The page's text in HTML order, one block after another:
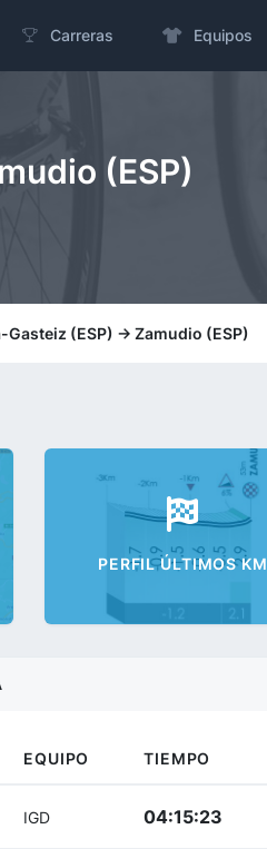
Carreras Equipos
(ESP)
(ESP) -> Zamudio (ESP)
PERFIL ÚLTIMOS KM
EQUIPO TIEMPO
IGD 04:15:23